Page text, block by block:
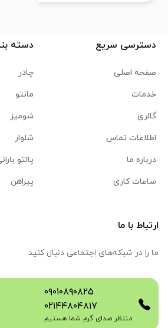
دسترسی سریع
صفحه اصلی
خدمات
گالری
اطلاعات تماس
درباره ما
ساعات کاری
دسته
چادر
مانتو
شومیز
شلوار
پالتو
پیراهن
ارتباط با ما
ما را در شبکه‌های اجتماعی دنبال کنید
۰۹۰۱۰۸۹۰۸۲۵
۰۲۱۴۴۸۰۴۸۱۷
منتظر صدای گرم شما هستیم